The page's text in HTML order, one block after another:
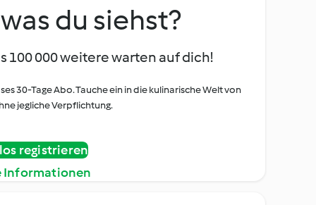
du siehst?
100 000 weitere warten auf dich!
30-Tage Abo. Tauche ein in die kulinarische Welt von
jegliche Verpflichtung.
registrieren
Informationen